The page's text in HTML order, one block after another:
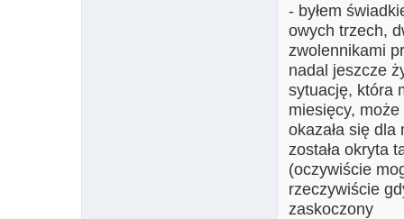
- byłem
owych trzech,
zwolennikami
nadal jeszcze
sytuację, która
miesięcy,
okazała się
została okryta
(oczywiście
rzeczywiście
zaskoczony